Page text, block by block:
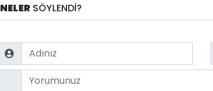
NELER SÖYLENDİ?
Name
Comment